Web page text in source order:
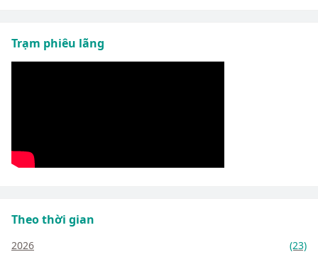
Trạm phiêu lãng
Theo thời gian
2026
(23)